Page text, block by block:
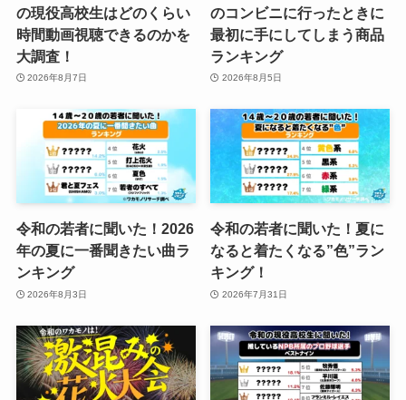
の現役高校生はどのくらい
時間動画視聴できるのかを
大調査！
2026年8月7日
のコンビニに行ったときに
最初に手にしてしまう商品
ランキング
2026年8月5日
令和の若者に聞いた！2026
年の夏に一番聞きたい曲ラ
ンキング
2026年8月3日
令和の若者に聞いた！夏に
なると着たくなる”色”ラン
キング！
2026年7月31日